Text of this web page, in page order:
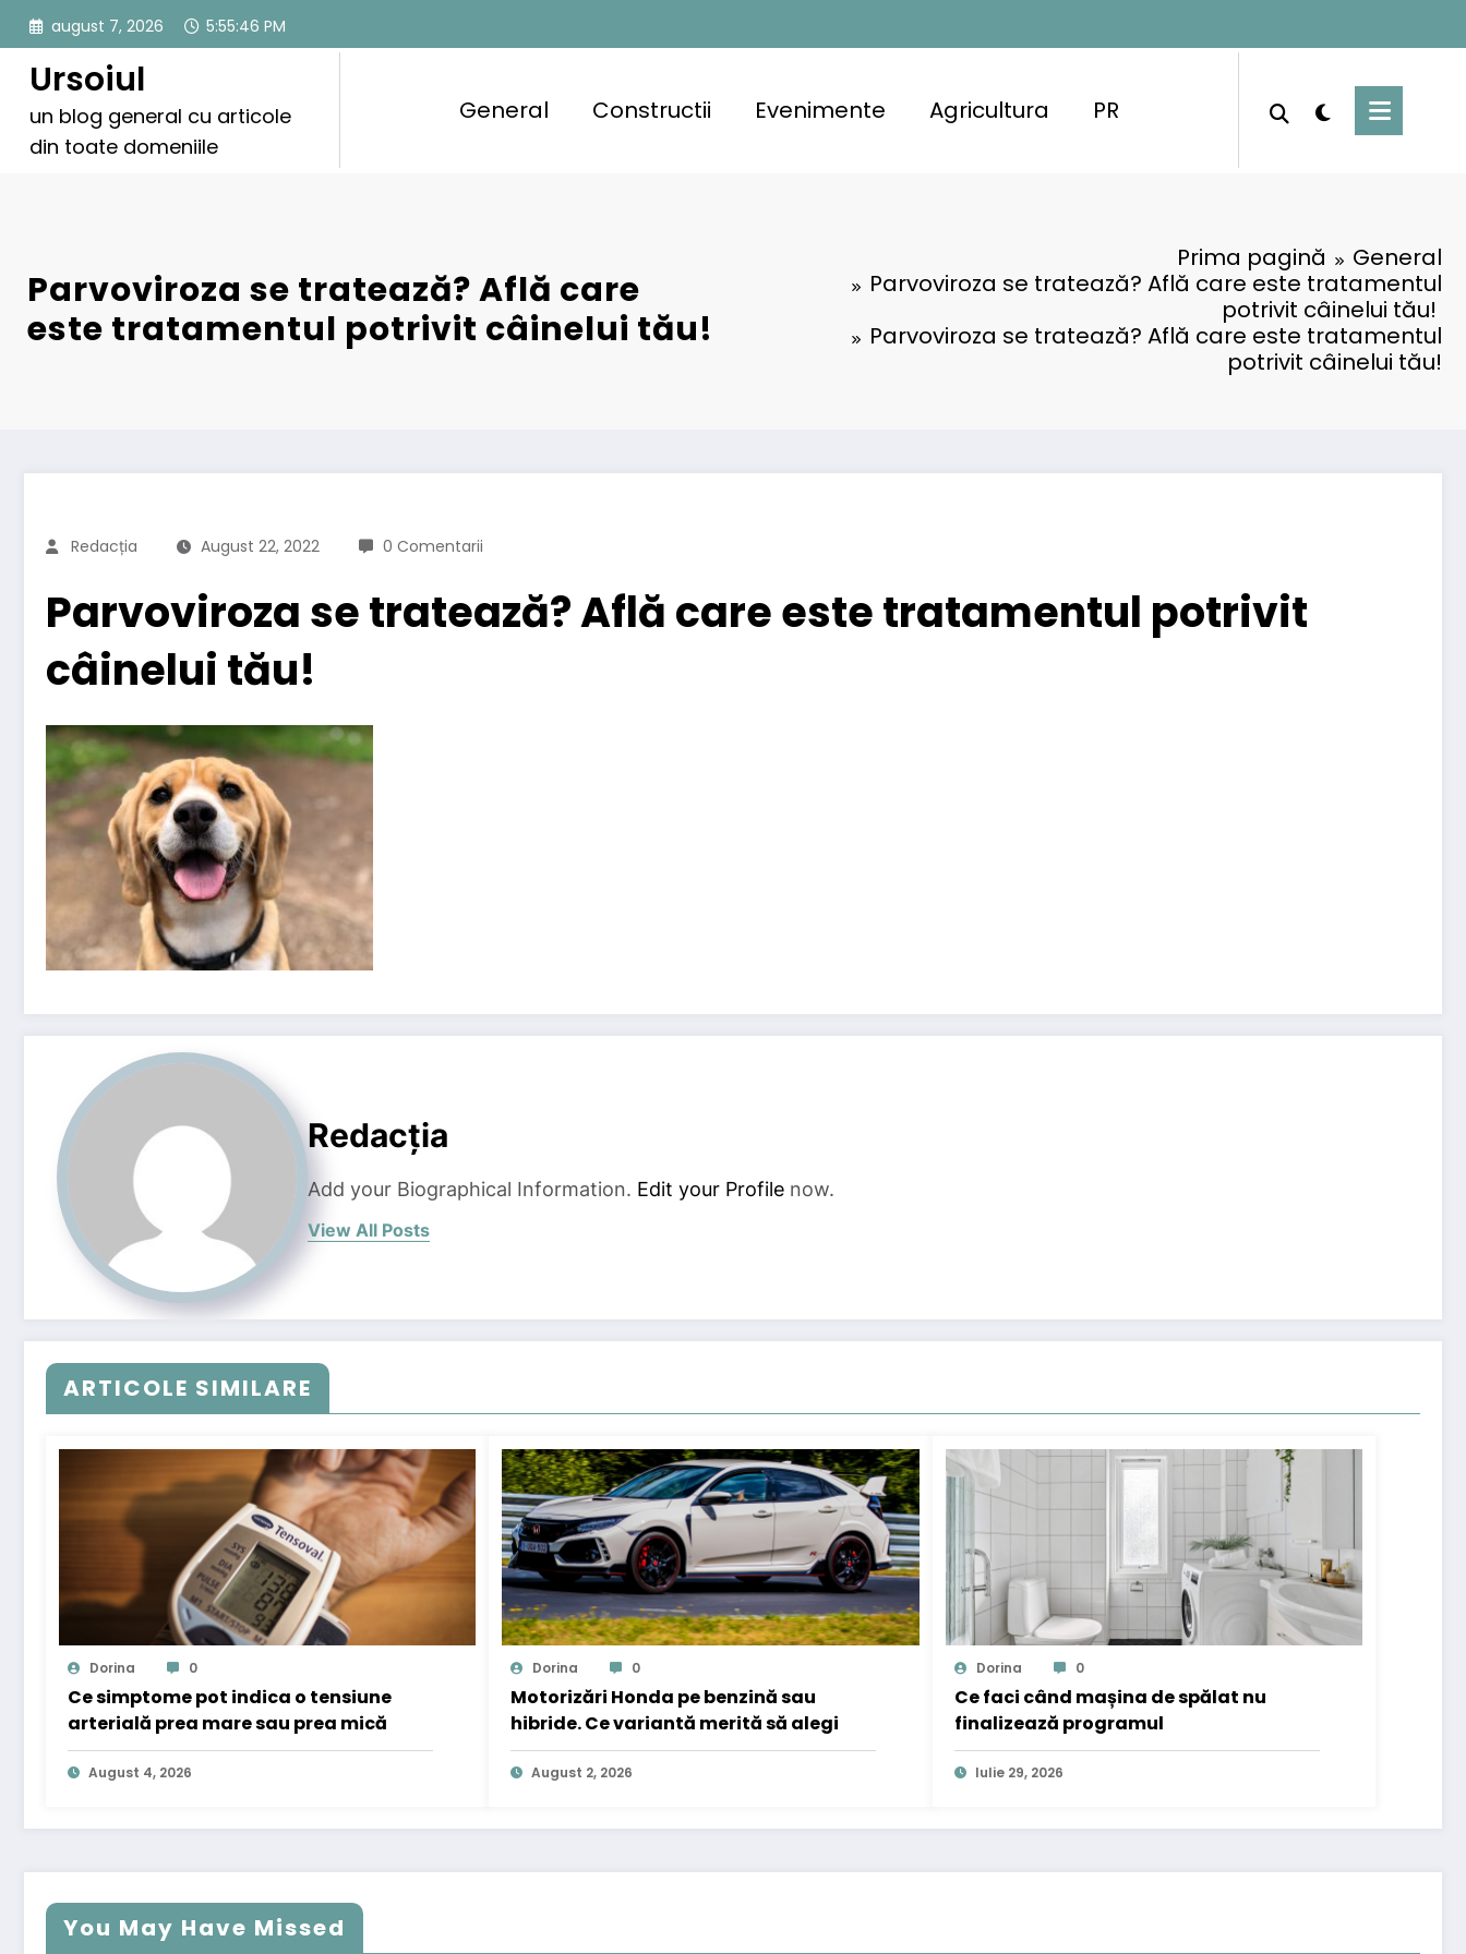
conținut
august 7, 2026 5:55:47 PM
Ursoiul
un blog general cu articole
din toate domeniile
General Constructii Evenimente Agricultura PR
Parvoviroza se tratează? Află care
este tratamentul potrivit câinelui tău!
Prima pagină
General
Parvoviroza se tratează? Află care este tratamentul
potrivit câinelui tău!
Parvoviroza se tratează? Află care este tratamentul
potrivit câinelui tău!
Redacția August 22, 2022 0 Comentarii
Parvoviroza se tratează? Află care este tratamentul potrivit
câinelui tău!
Redacția
Add your Biographical Information. Edit your Profile now.
View All Posts
ARTICOLE SIMILARE
Dorina 0
Ce simptome pot indica o tensiune
arterială prea mare sau prea mică
August 4, 2026
Dorina 0
Motorizări Honda pe benzină sau
hibride. Ce variantă merită să alegi
August 2, 2026
Dorina 0
Ce faci când mașina de spălat nu
finalizează programul
Iulie 29, 2026
You May Have Missed